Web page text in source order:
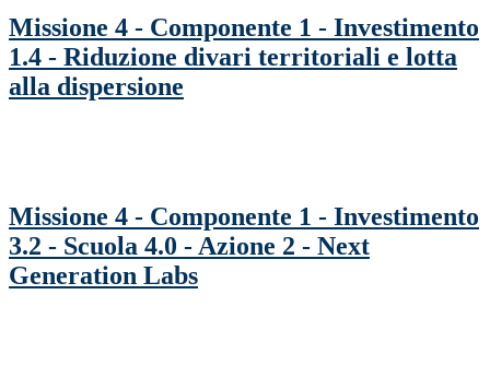
Missione 4 - Componente 1 - Investimento
1.4 - Riduzione divari territoriali e lotta
alla dispersione
Missione 4 - Componente 1 - Investimento
3.2 - Scuola 4.0 - Azione 2 - Next
Generation Labs